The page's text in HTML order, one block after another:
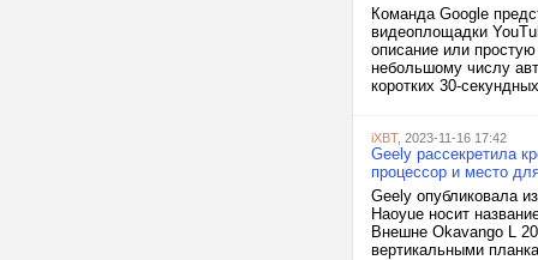
Команда Google
видеоплощадки
описание или
небольшому числу
коротких 30-
iXBT, 2023-11-16 17:42
Geely рассекретила
процессор и место
Geely опубликовала
Haoyue носит
Внешне Okavango L
вертикальными